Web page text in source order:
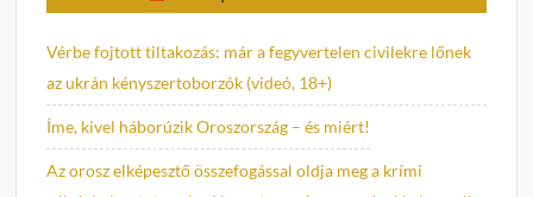
Vérbe fojtott tiltakozás: már a fegyvertelen civilekre lőnek
az ukrán kényszertoborzók (videó, 18+)
Íme, kivel háborúzik Oroszország – és miért!
Az orosz elképesztő összefogással oldja meg a krími